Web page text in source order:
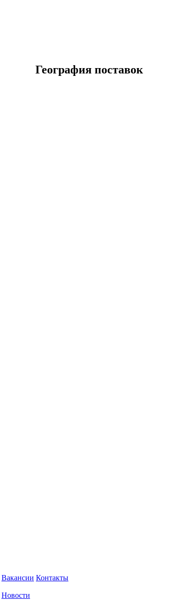
География поставок
Вакансии Контакты
Новости